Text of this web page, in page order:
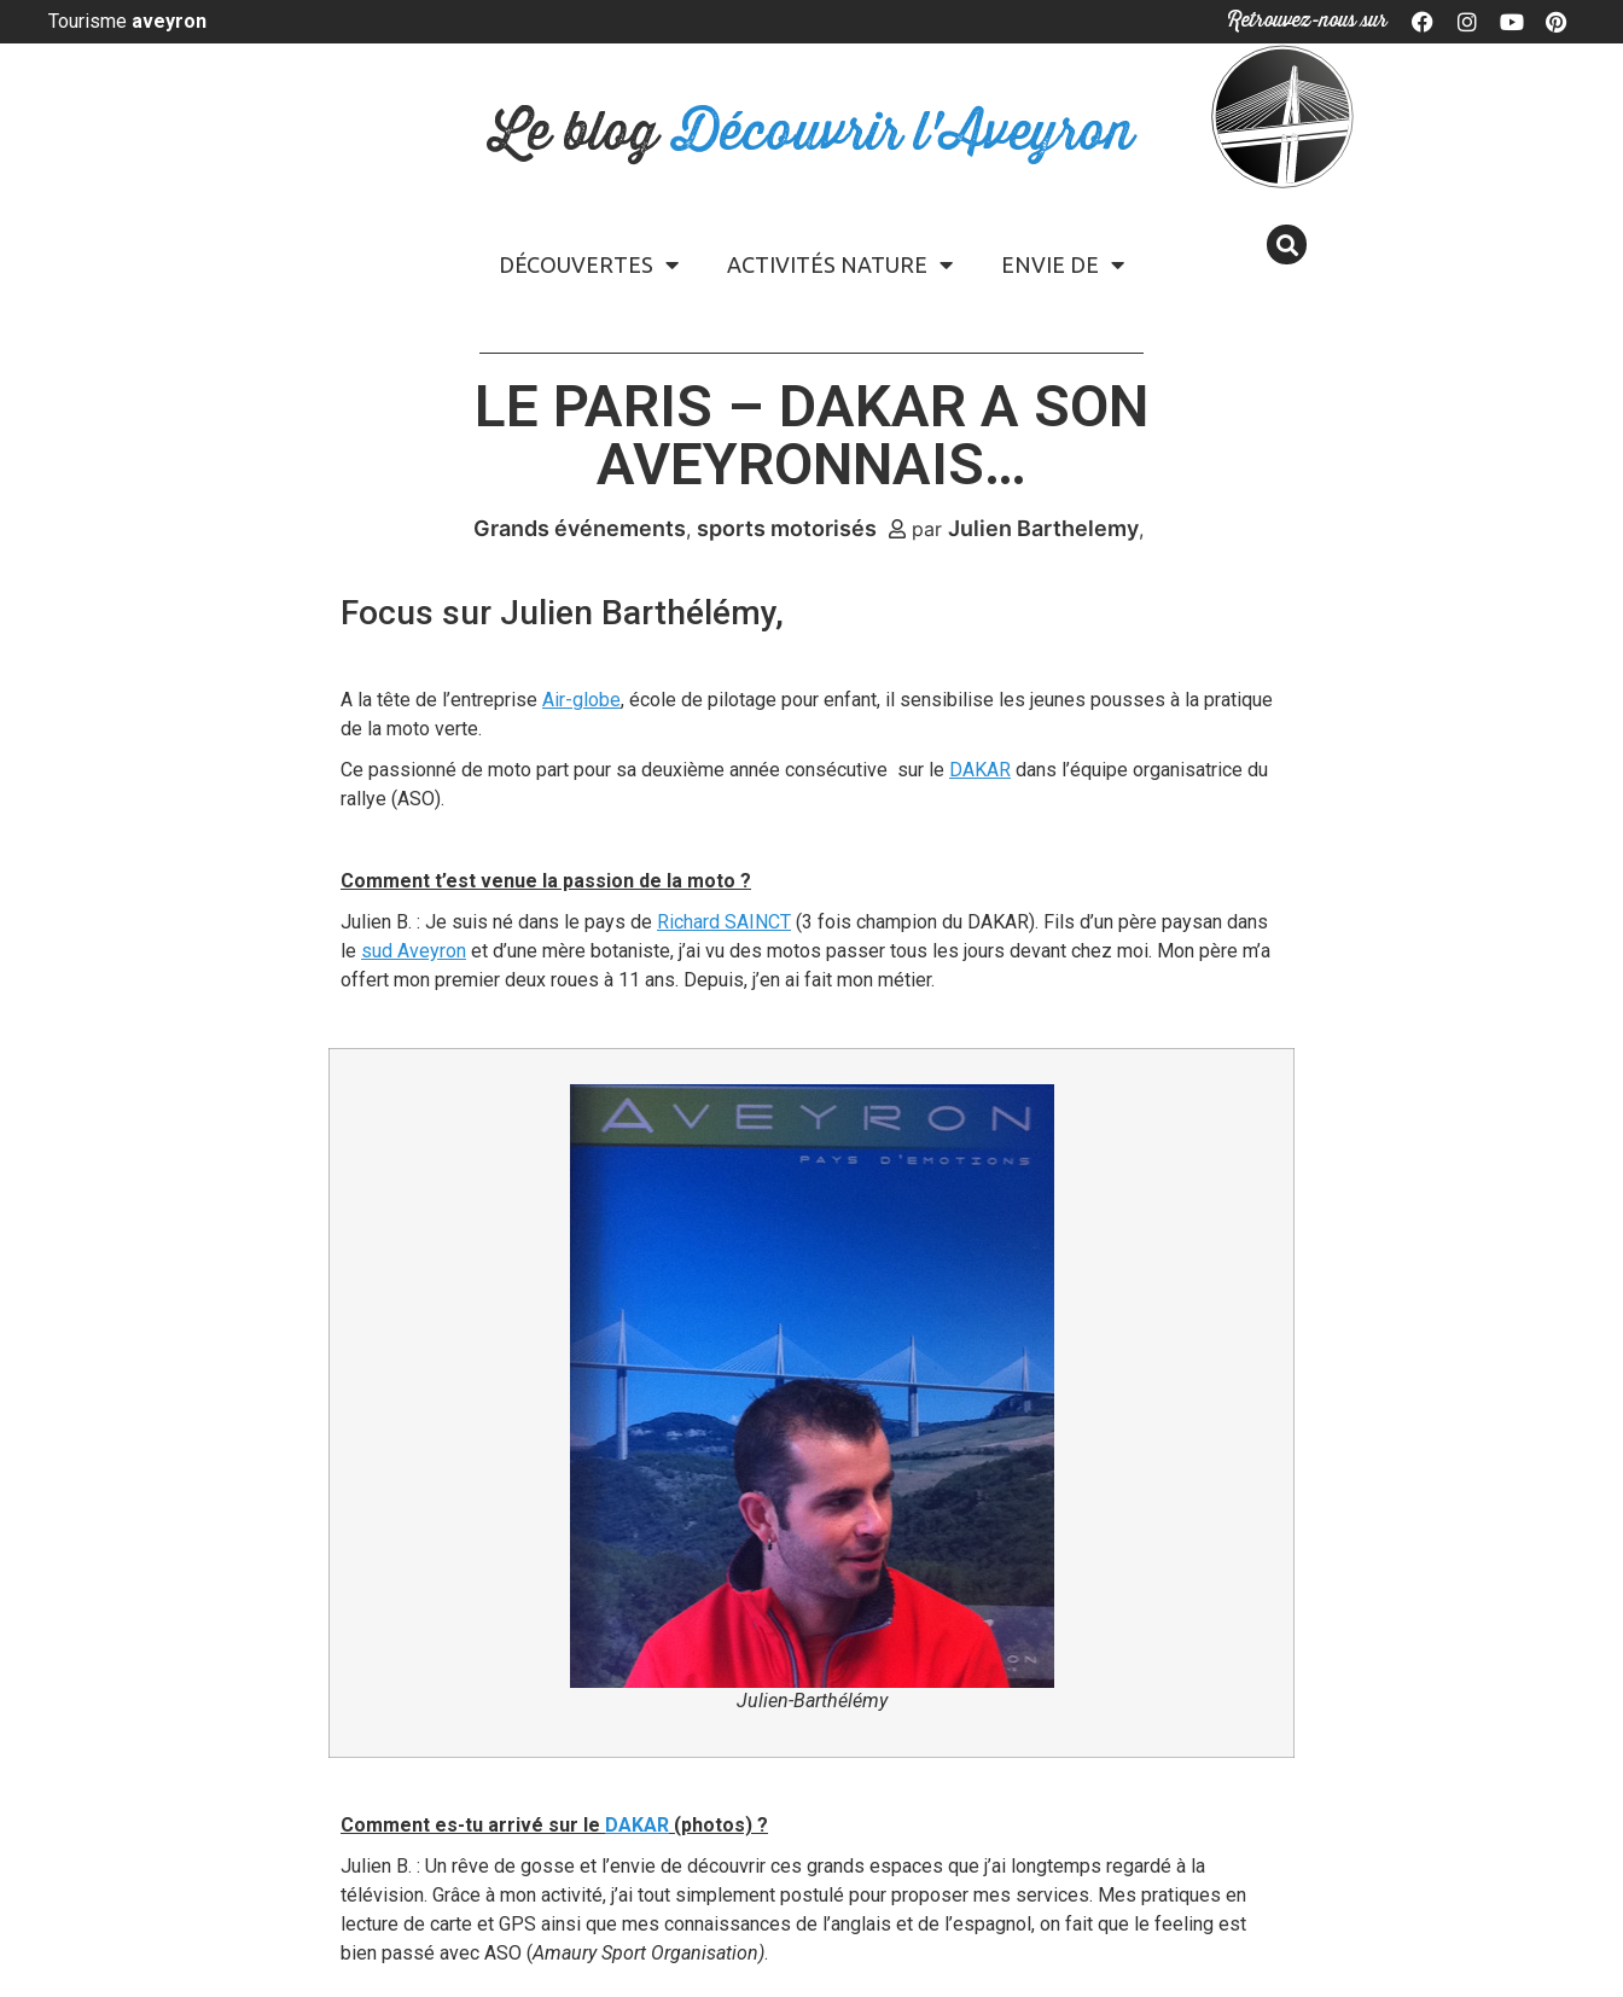
Panneau de gestion des cookies
Tourisme aveyron Retrouvez-nous sur
Le blogDécouvrir l'Aveyron
DÉCOUVERTES ACTIVITÉS NATURE ENVIE DE
LE PARIS – DAKAR A SON
AVEYRONNAIS…
Grands événements sports motorisés par Julien Barthelemy
Focus sur Julien Barthélémy,
A la tête de l’entreprise Air-globe, école de pilotage pour enfant, il sensibilise les jeunes pousses à la pratique
de la moto verte.
Ce passionné de moto part pour sa deuxième année consécutive sur le DAKAR dans l’équipe organisatrice du
rallye (ASO).
Comment t’est venue la passion de la moto ?
Julien B. : Je suis né dans le pays de Richard SAINCT (3 fois champion du DAKAR). Fils d’un père paysan dans
le sud Aveyron et d’une mère botaniste, j’ai vu des motos passer tous les jours devant chez moi. Mon père m’a
offert mon premier deux roues à 11 ans. Depuis, j’en ai fait mon métier.
Julien-Barthélémy
Comment es-tu arrivé sur le DAKAR (photos) ?
Julien B. : Un rêve de gosse et l’envie de découvrir ces grands espaces que j’ai longtemps regardé à la
télévision. Grâce à mon activité, j’ai tout simplement postulé pour proposer mes services. Mes pratiques en
lecture de carte et GPS ainsi que mes connaissances de l’anglais et de l’espagnol, on fait que le feeling est
bien passé avec ASO (Amaury Sport Organisation).